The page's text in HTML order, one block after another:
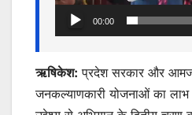
00:00
ऋषिकेश: प्रदेश सरकार और
जनकल्याणकारी योजनाओं का